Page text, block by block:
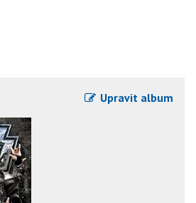
Upravit album